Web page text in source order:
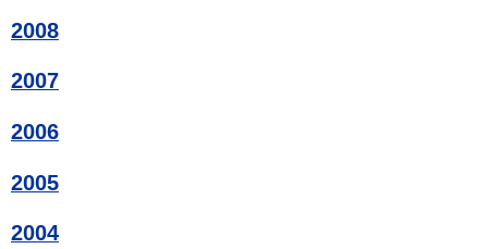
2008
2007
2006
2005
2004